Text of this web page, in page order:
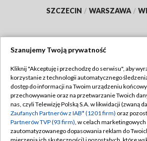
SZCZECIN / WARSZAWA /
TVP
Abonament TVP
Emisja w TVP
Centrum informacji TVP
Regulamin TVP
Polityka
Moje zgody
Szanujemy Twoją prywatność
Kliknij "Akceptuję i przechodzę do serwisu", aby
korzystanie z technologii automatycznego
dostęp do informacji na Twoim urządzeniu
przechowywanie oraz na przetwarzanie Twoich
nas, czyli Telewizję Polską S.A. w likwidacji (zwaną
Zaufanych Partnerów z IAB* (1201 firm) oraz
Partnerów TVP (93 firm), w celach
zautomatyzowanego dopasowania reklam do